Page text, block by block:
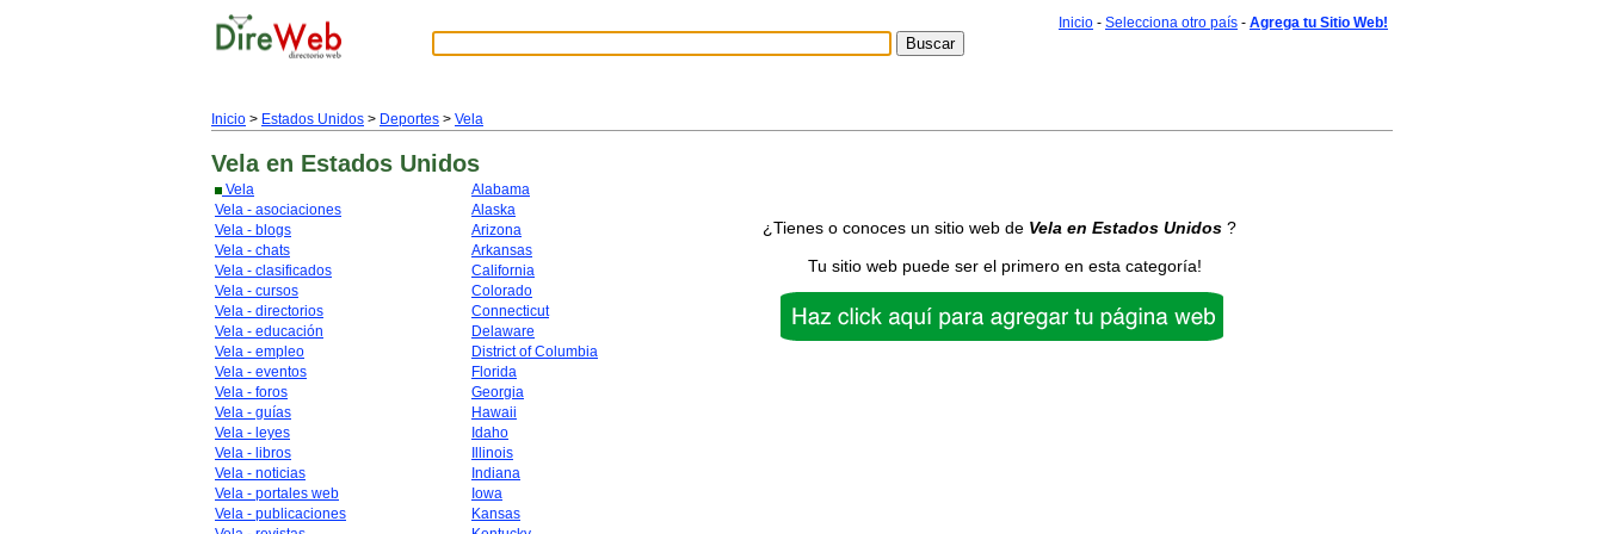
Inicio - Selecciona otro país - Agrega tu Sitio Web!
Inicio > Estados Unidos > Deportes > Vela
Vela en Estados Unidos
Vela
Vela - asociaciones
Vela - blogs
Vela - chats
Vela - clasificados
Vela - cursos
Vela - directorios
Vela - educación
Vela - empleo
Vela - eventos
Vela - foros
Vela - guías
Vela - leyes
Vela - libros
Vela - noticias
Vela - portales web
Vela - publicaciones
Alabama
Alaska
Arizona
Arkansas
California
Colorado
Connecticut
Delaware
District of Columbia
Florida
Georgia
Hawaii
Idaho
Illinois
Indiana
Iowa
Kansas
¿Tienes o conoces un sitio web de Vela en Estados Unidos ?
Tu sitio web puede ser el primero en esta categoría!